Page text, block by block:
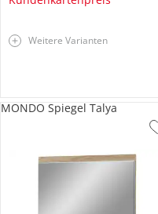
Weitere Varianten
MONDO Spiegel Talya